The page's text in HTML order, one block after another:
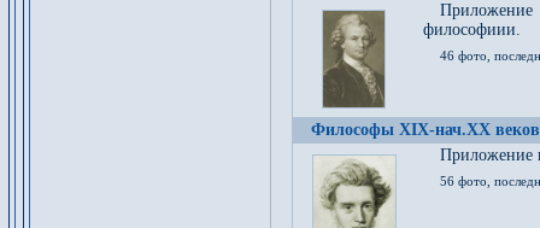
философиии.
46 фото,
Философы XIX-нач.XX веков
Приложение
56 фото,